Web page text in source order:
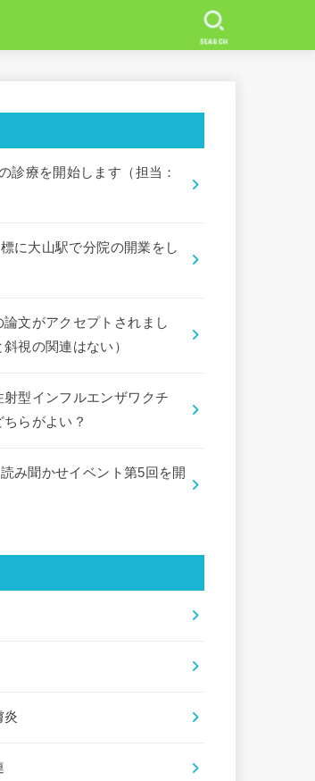
SEARCH
診療を開始します（担当：
に大山駅で分院の開業をし
文がアクセプトされまし
視の関連はない）
型インフルエンザワクチ
らがよい？
み聞かせイベント第5回を開
炎